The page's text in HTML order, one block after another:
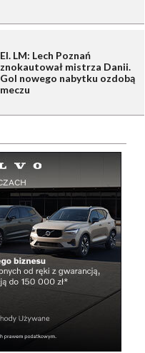
El. LM: Lech Poznań
znokautował mistrza Danii.
Gol nowego nabytku ozdobą
meczu